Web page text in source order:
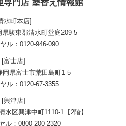
専門店 塗替え情報館
水町本店]
駿東郡清水町堂庭209-5
ル：0120-946-090
[富士店]
県富士市荒田島町1-5
ル：0120-67-3355
[興津店]
区興津中町1110-1【2階】
ル：0800-200-2320